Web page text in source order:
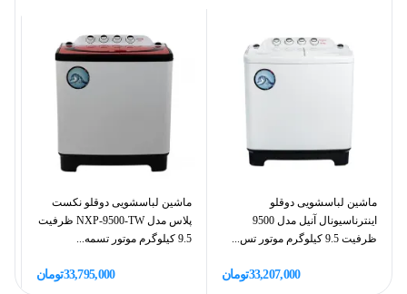
ماشین لباسشویی دوقلو
اینترناسیونال آنیل مدل 9500
ظرفیت 9.5 کیلوگرم موتور تس...
33,207,000تومان
ماشین لباسشویی دوقلو نکست
پلاس مدل NXP-9500-TW ظرفیت
9.5 کیلوگرم موتور تسمه...
33,795,000تومان